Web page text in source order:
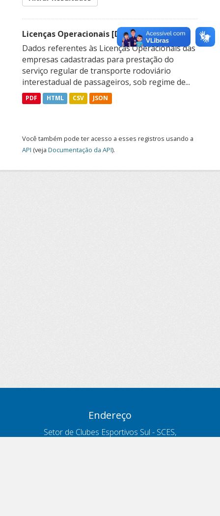
Licenças Operacionais [Descontinuado]
Dados referentes às Licenças Operacionais das
empresas cadastradas para prestação do
serviço regular de transporte rodoviário
interestadual de passageiros, sob regime de...
PDF HTML CSV JSON
Você também pode ter acesso a esses registros usando a
API (veja Documentação da API).
Endereço
Setor de Clubes Esportivos Sul - SCES,